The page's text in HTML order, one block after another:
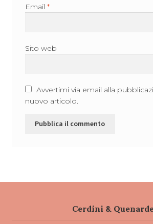
Email *
Sito web
Avvertimi via email alla
nuovo articolo.
Cerdini &